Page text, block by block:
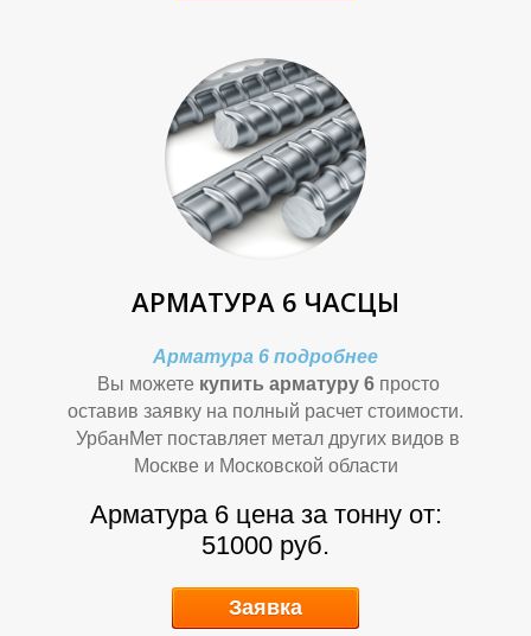
Ф
И
АРМАТУРА 6 ЧАСЦЫ
Арматура 6 подробнее
Вы можете купить арматуру 6просто
оставив заявку на полный расчет стоимости.
УрбанМет поставляет метал других видов в
Москве и Московской области
Арматура 6 цена за тонну от:
51000 руб.
Заявка
Ф
И